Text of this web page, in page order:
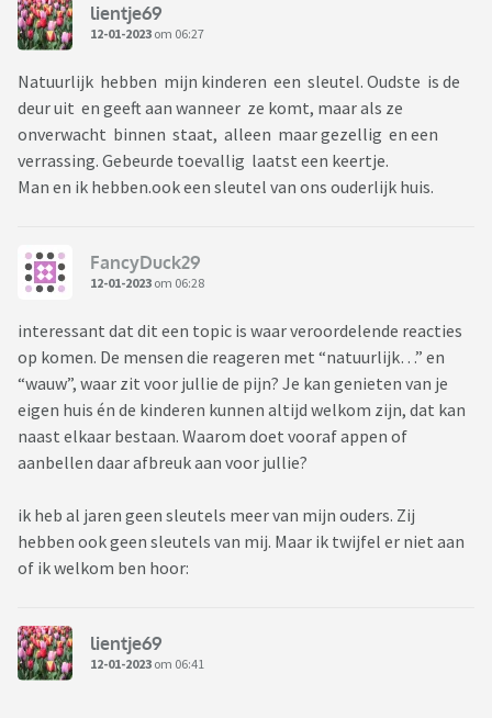
lientje69
12-01-2023 om 06:27
Natuurlijk hebben mijn kinderen een sleutel. Oudste is de
deur uit en geeft aan wanneer ze komt, maar als ze
onverwacht binnen staat, alleen maar gezellig en een
verrassing. Gebeurde toevallig laatst een keertje.
Man en ik hebben.ook een sleutel van ons ouderlijk huis.
FancyDuck29
12-01-2023 om 06:28
interessant dat dit een topic is waar veroordelende reacties
op komen. De mensen die reageren met “natuurlijk…” en
“wauw”, waar zit voor jullie de pijn? Je kan genieten van je
eigen huis én de kinderen kunnen altijd welkom zijn, dat kan
naast elkaar bestaan. Waarom doet vooraf appen of
aanbellen daar afbreuk aan voor jullie?
ik heb al jaren geen sleutels meer van mijn ouders. Zij
hebben ook geen sleutels van mij. Maar ik twijfel er niet aan
of ik welkom ben hoor:
lientje69
12-01-2023 om 06:41